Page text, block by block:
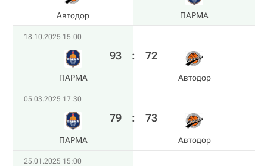
Автодор ПАРМА
18.10.2025 15:00
ПАРМА
93 : 72
Автодор
05.03.2025 17:30
ПАРМА
79 : 73
Автодор
25.01.2025 15:00